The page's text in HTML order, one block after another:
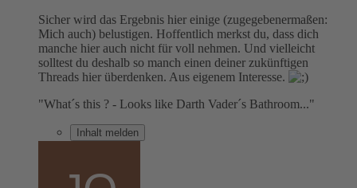
Sicher wird das Ergebnis hier einige (zugegebenermaßen:
Mich auch) belustigen. Hoffentlich merkst du, dass dich
manche hier auch nicht für voll nehmen. Und vielleicht
solltest du deshalb so manch einen deiner zukünftigen
Threads hier überdenken. Aus eigenem Interesse.
"What´s this ? - Looks like Darth Vader´s Bathroom..."
Inhalt melden